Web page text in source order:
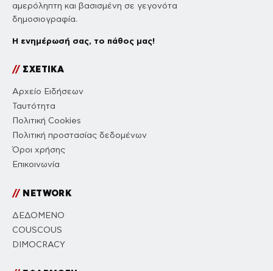
αμερόληπτη και βασισμένη σε γεγονότα
δημοσιογραφία.
Η ενημέρωσή σας, το πάθος μας!
//ΣΧΕΤΙΚΑ
Αρχείο Ειδήσεων
Ταυτότητα
Πολιτική Cookies
Πολιτική προστασίας δεδομένων
Όροι χρήσης
Επικοινωνία
//NETWORK
ΔΕΔΟΜΕΝΟ
COUSCOUS
DIMOCRACY